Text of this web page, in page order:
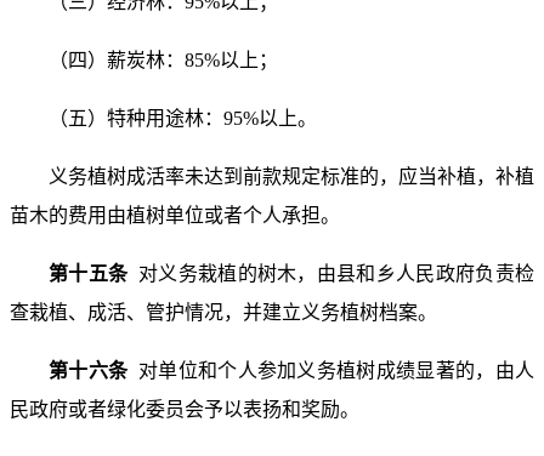
（四）薪炭林：85%以上；
（五）特种用途林：95%以上。
义务植树成活率未达到前款规定标准的，应当补植，补植
苗木的费用由植树单位或者个人承担。
第十五条 对义务栽植的树木，由县和乡人民政府负责检
查栽植、成活、管护情况，并建立义务植树档案。
第十六条 对单位和个人参加义务植树成绩显著的，由人
民政府或者绿化委员会予以表扬和奖励。